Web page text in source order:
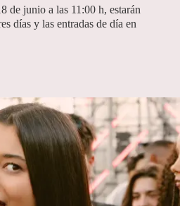
de junio a las 11:00 h, estarán
días y las entradas de día en